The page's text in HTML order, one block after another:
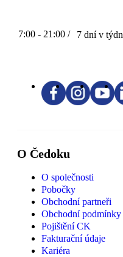
7:00 - 21:00 / 7 dní v
O Čedoku
O společnosti
Pobočky
Obchodní partneři
Obchodní podmínky
Pojištění CK
Fakturační údaje
Kariéra